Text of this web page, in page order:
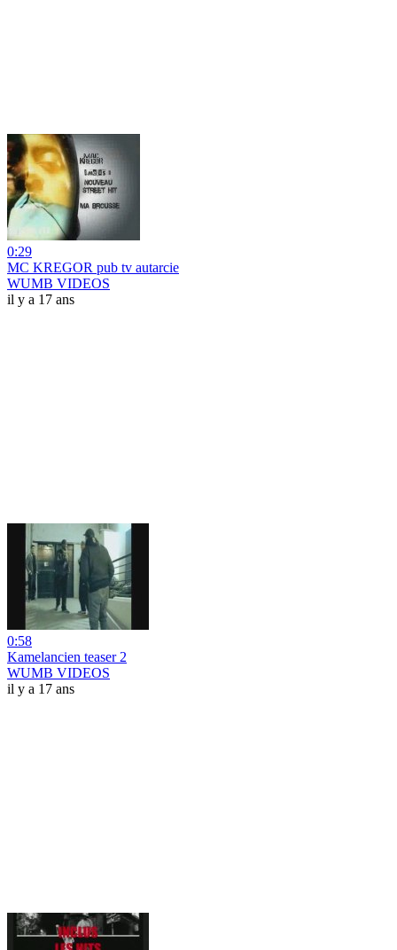
0:29
MC KREGOR pub tv autarcie
WUMB VIDEOS
il y a 17 ans
0:58
Kamelancien teaser 2
WUMB VIDEOS
il y a 17 ans